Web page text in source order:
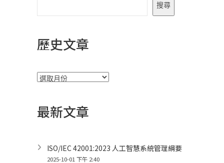
搜尋
歷史文章
彙
最新文章
ISO/IEC 42001:2023 人工智慧系統管理綱要
2025-10-01 下午 2:40